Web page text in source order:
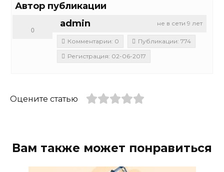
Автор публикации
не в сети 9 лет
admin
0
Комментарии: 0
Публикации: 774
Регистрация: 02-06-2017
Оцените статью
Вам также может понравиться